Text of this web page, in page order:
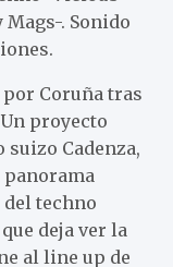
. Sonido
Coruña tras
proyecto
Cadenza,
techno
deja ver la
al line up de